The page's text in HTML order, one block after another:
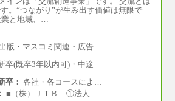
。“つながり”が生み出す価値は無限で
業と地域、…
版・マスコミ関連・広告…
卒(既卒3年以内可)・中途
卒： 各社・各コースによ…
■（株）ＪＴＢ ①法人…